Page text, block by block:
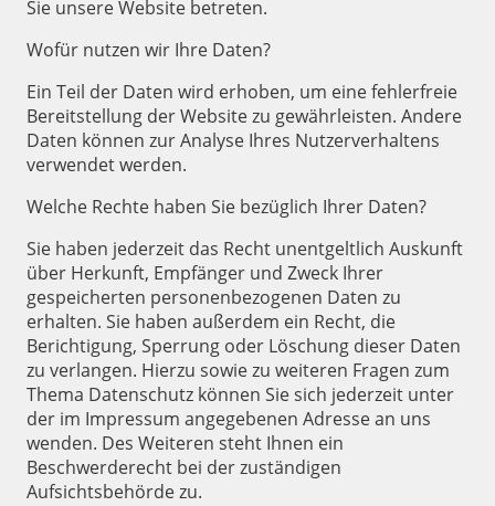
Sie unsere Website betreten.
Wofür nutzen wir Ihre Daten?
Ein Teil der Daten wird erhoben, um eine fehlerfreie
Bereitstellung der Website zu gewährleisten. Andere
Daten können zur Analyse Ihres Nutzerverhaltens
verwendet werden.
Welche Rechte haben Sie bezüglich Ihrer Daten?
Sie haben jederzeit das Recht unentgeltlich Auskunft
über Herkunft, Empfänger und Zweck Ihrer
gespeicherten personenbezogenen Daten zu
erhalten. Sie haben außerdem ein Recht, die
Berichtigung, Sperrung oder Löschung dieser Daten
zu verlangen. Hierzu sowie zu weiteren Fragen zum
Thema Datenschutz können Sie sich jederzeit unter
der im Impressum angegebenen Adresse an uns
wenden. Des Weiteren steht Ihnen ein
Beschwerderecht bei der zuständigen
Aufsichtsbehörde zu.